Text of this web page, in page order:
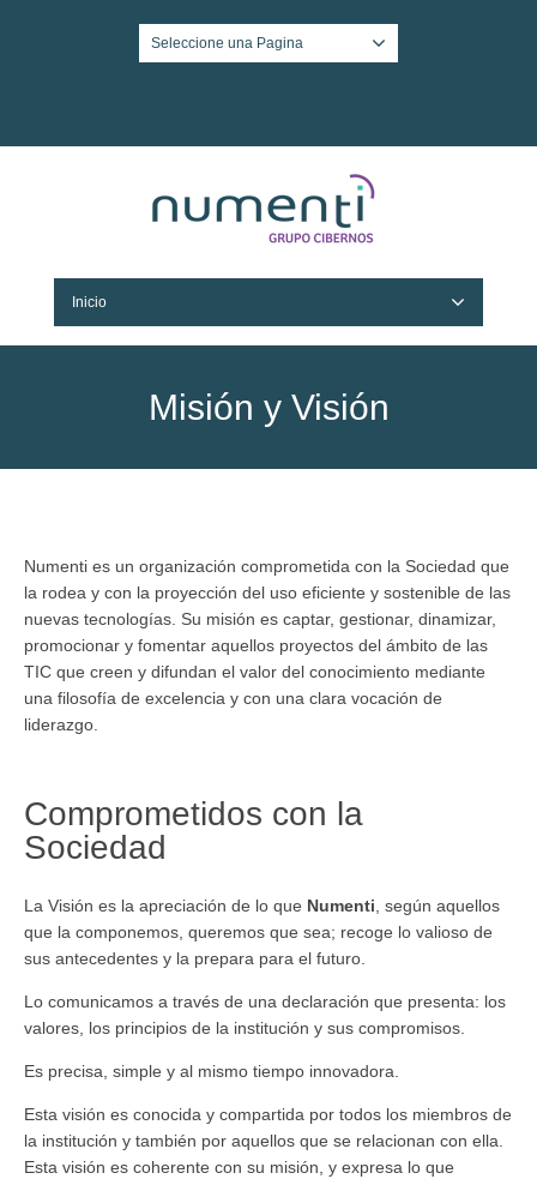
Seleccione una Pagina
Inicio
Misión y Visión
Numenti es un organización comprometida con la Sociedad que
la rodea y con la proyección del uso eficiente y sostenible de las
nuevas tecnologías. Su misión es captar, gestionar, dinamizar,
promocionar y fomentar aquellos proyectos del ámbito de las
TIC que creen y difundan el valor del conocimiento mediante
una filosofía de excelencia y con una clara vocación de
liderazgo.
Comprometidos con la
Sociedad
La Visión es la apreciación de lo que Numenti, según aquellos
que la componemos, queremos que sea; recoge lo valioso de
sus antecedentes y la prepara para el futuro.
Lo comunicamos a través de una declaración que presenta: los
valores, los principios de la institución y sus compromisos.
Es precisa, simple y al mismo tiempo innovadora.
Esta visión es conocida y compartida por todos los miembros de
la institución y también por aquellos que se relacionan con ella.
Esta visión es coherente con su misión, y expresa lo que